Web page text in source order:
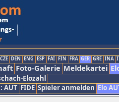
CZE DEN ENG ESP FAI FIN FRA GER GRE INA
Foto-Galerie Meldekartei
Elozahl
AUT FIDE Spieler anmelden Elo